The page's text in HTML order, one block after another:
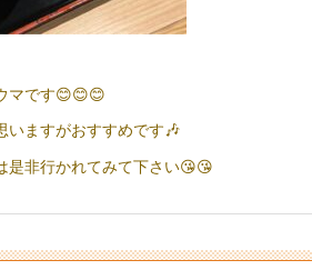
マです😊😊😊
いますがおすすめです🎶
是非行かれてみて下さい😘😘